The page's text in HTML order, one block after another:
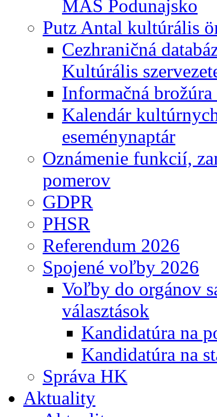
MAS Podunajsko
Putz Antal kultúrális
Cezhraničná
Kultúrális
Informačná
Kalendár
eseménynaptár
Oznámenie funkcií,
pomerov
GDPR
PHSR
Referendum 2026
Spojené voľby 2026
Voľby do orgánov
választások
Kandidatúra na
Kandidatúra na
Správa HK
Aktuality